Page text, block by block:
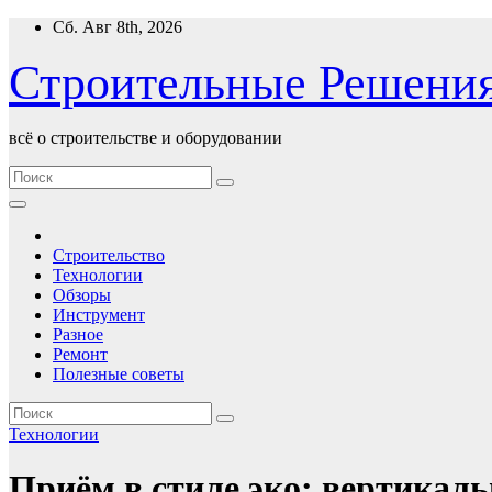
Перейти
содержимому
Сб. Авг 8th, 2026
Строительные
всё о строительстве и оборудовании
Строительство
Технологии
Обзоры
Инструмент
Разное
Ремонт
Полезные советы
Технологии